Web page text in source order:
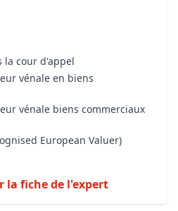
la cour d'appel
vénale en biens
vénale biens commerciaux
European Valuer)
la fiche de l'expert